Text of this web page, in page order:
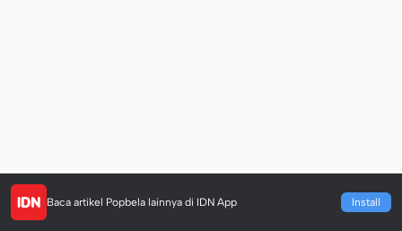
Baca artikel Popbela lainnya di IDN App Install